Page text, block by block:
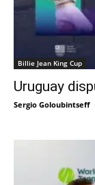
Billie Jean King Cup
Uruguay
Sergio Goloubintseff -